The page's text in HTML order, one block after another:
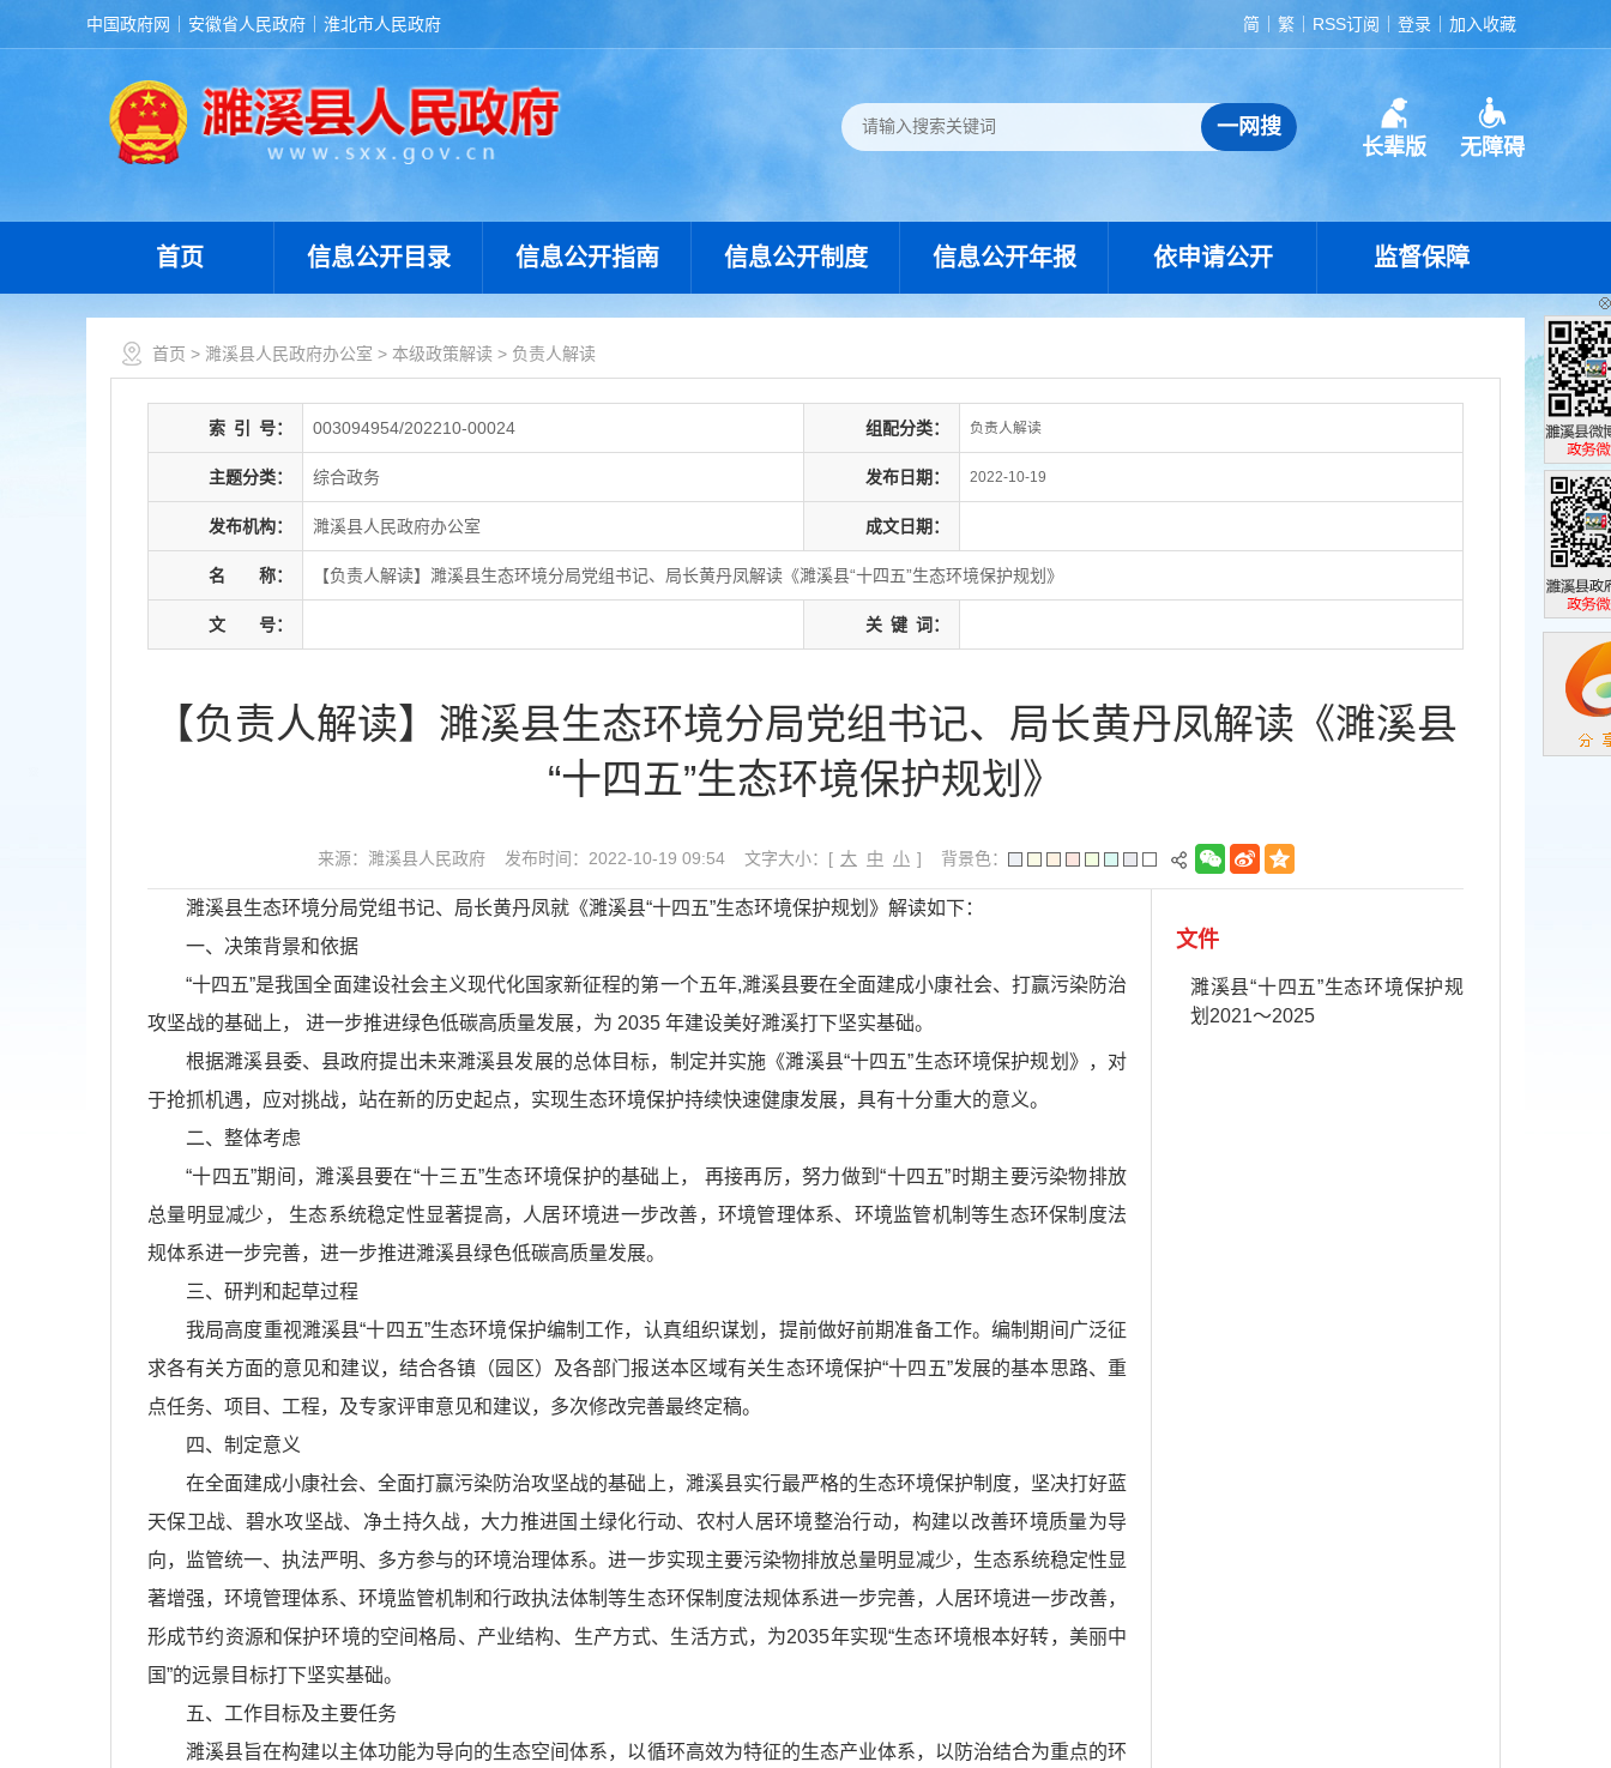
中国政府网 安徽省人民政府 淮北市人民政府 简 繁 RSS订阅 登录 加入收藏
长辈版 无障碍
首页 信息公开目录 信息公开指南 信息公开制度 信息公开年报 依申请公开 监督保障
首页 > 濉溪县人民政府办公室 > 本级政策解读 > 负责人解读
索 引 号： 003094954/202210-00024 组配分类： 负责人解读
主题分类： 综合政务 发布日期： 2022-10-19
发布机构： 濉溪县人民政府办公室 成文日期：
名 称： 【负责人解读】濉溪县生态环境分局党组书记、局长黄丹凤解读《濉溪县“十四五”生态环境保护规划》
文 号： 关 键 词：
【负责人解读】濉溪县生态环境分局党组书记、局长黄丹凤解读《濉溪县
“十四五”生态环境保护规划》
来源：濉溪县人民政府 发布时间：2022-10-19 09:54 文字大小：[ 大 中 小 ] 背景色：
濉溪县生态环境分局党组书记、局长黄丹凤就《濉溪县“十四五”生态环境保护规划》解读如下：
一、决策背景和依据
“十四五”是我国全面建设社会主义现代化国家新征程的第一个五年,濉溪县要在全面建成小康社会、打赢污染防治
攻坚战的基础上， 进一步推进绿色低碳高质量发展，为 2035 年建设美好濉溪打下坚实基础。
根据濉溪县委、县政府提出未来濉溪县发展的总体目标，制定并实施《濉溪县“十四五”生态环境保护规划》，对
于抢抓机遇，应对挑战，站在新的历史起点，实现生态环境保护持续快速健康发展，具有十分重大的意义。
二、整体考虑
“十四五”期间，濉溪县要在“十三五”生态环境保护的基础上， 再接再厉，努力做到“十四五”时期主要污染物排放
总量明显减少， 生态系统稳定性显著提高，人居环境进一步改善，环境管理体系、环境监管机制等生态环保制度法
规体系进一步完善，进一步推进濉溪县绿色低碳高质量发展。
三、研判和起草过程
我局高度重视濉溪县“十四五”生态环境保护编制工作，认真组织谋划，提前做好前期准备工作。编制期间广泛征
求各有关方面的意见和建议，结合各镇（园区）及各部门报送本区域有关生态环境保护“十四五”发展的基本思路、重
点任务、项目、工程，及专家评审意见和建议，多次修改完善最终定稿。
四、制定意义
在全面建成小康社会、全面打赢污染防治攻坚战的基础上，濉溪县实行最严格的生态环境保护制度，坚决打好蓝
天保卫战、碧水攻坚战、净土持久战，大力推进国土绿化行动、农村人居环境整治行动，构建以改善环境质量为导
向，监管统一、执法严明、多方参与的环境治理体系。进一步实现主要污染物排放总量明显减少，生态系统稳定性显
著增强，环境管理体系、环境监管机制和行政执法体制等生态环保制度法规体系进一步完善，人居环境进一步改善，
形成节约资源和保护环境的空间格局、产业结构、生产方式、生活方式，为2035年实现“生态环境根本好转，美丽中
国”的远景目标打下坚实基础。
五、工作目标及主要任务
濉溪县旨在构建以主体功能为导向的生态空间体系，以循环高效为特征的生态产业体系，以防治结合为重点的环
文件
濉溪县“十四五”生态环境保护规
划2021～2025
濉溪县政
政务微博
濉溪县政
政务微信